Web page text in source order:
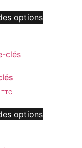
options
TTC
options